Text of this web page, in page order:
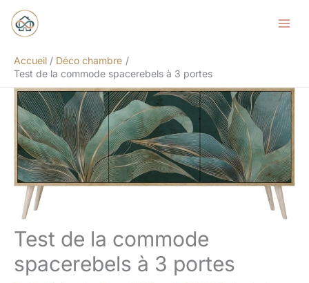
Accueil
Déco chambre
Test de la commode spacerebels à 3 portes
Test de la commode
spacerebels à 3 portes
Rechercher